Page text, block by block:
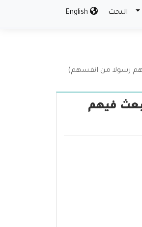
البحث
رسولا من انفسهم)
بعث فيهم